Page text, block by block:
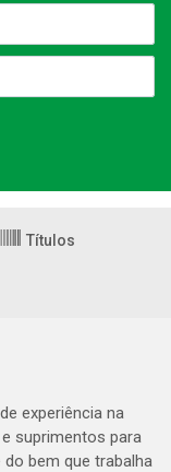
Títulos
experiência na
suprimentos para
bem que trabalha